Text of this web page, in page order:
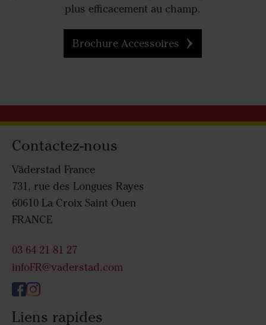
plus efficacement au champ.
Brochure Accessoires
Contactez-nous
Väderstad France
731, rue des Longues Rayes
60610 La Croix Saint Ouen
FRANCE
03 64 21 81 27
infoFR@vaderstad.com
Liens rapides